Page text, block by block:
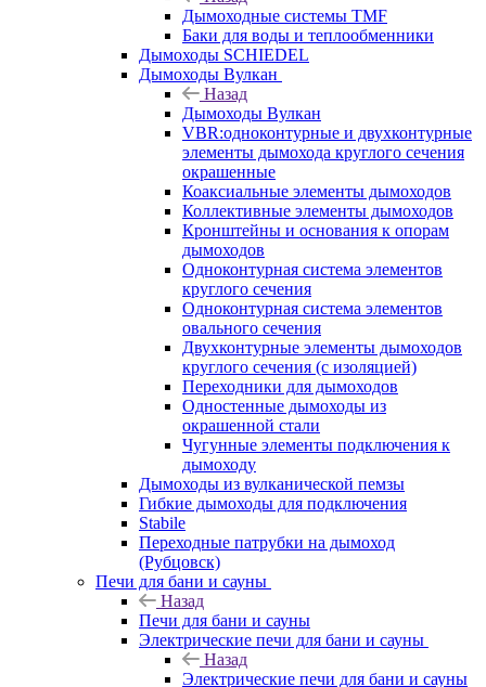
Дымоходные системы TMF
Баки для воды и теплообменники
Дымоходы SCHIEDEL
Дымоходы Вулкан
Назад
Дымоходы Вулкан
VBR:одноконтурные и двухконтурные
элементы дымохода круглого сечения
окрашенные
Коаксиальные элементы дымоходов
Коллективные элементы дымоходов
Кронштейны и основания к опорам
дымоходов
Одноконтурная система элементов
круглого сечения
Одноконтурная система элементов
овального сечения
Двухконтурные элементы дымоходов
круглого сечения (с изоляцией)
Переходники для дымоходов
Одностенные дымоходы из
окрашенной стали
Чугунные элементы подключения к
дымоходу
Дымоходы из вулканической пемзы
Гибкие дымоходы для подключения
Stabile
Переходные патрубки на дымоход
(Рубцовск)
Печи для бани и сауны
Назад
Печи для бани и сауны
Электрические печи для бани и сауны
Назад
Электрические печи для бани и сауны